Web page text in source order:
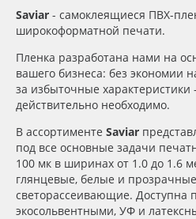
Блог
Поставщикам
8 800 550 7888
Москва
Светотехника
Инженерные пластики
Оборудование и инструмент
Новинки ассортимента
Saviar - самоклеящиеся ПВХ-
широкоформатной печати.
Пленка разработана нами на
вашего бизнеса: без экономии
за избыточные характеристики
действительно необходимо.
В ассортименте Saviar
под все основные задачи
100 мк в ширинах от 1.0 до 1.6
глянцевые, белые и
светорассеивающие. Доступна
экосольвентными, УФ и
Цвет
Клей
Текстура